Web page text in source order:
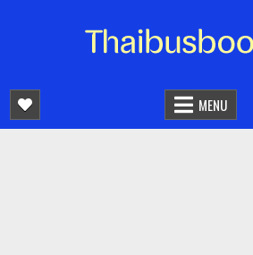
จองตั๋วรถออนไลน์ 24 ชั่วโมง
MENU